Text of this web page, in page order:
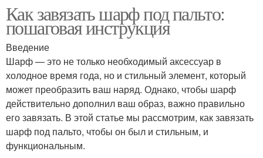
Как завязать шарф под пальто:
пошаговая инструкция
Введение
Шарф — это не только необходимый аксессуар в
холодное время года, но и стильный элемент, который
может преобразить ваш наряд. Однако, чтобы шарф
действительно дополнил ваш образ, важно правильно
его завязать. В этой статье мы рассмотрим, как завязать
шарф под пальто, чтобы он был и стильным, и
функциональным.